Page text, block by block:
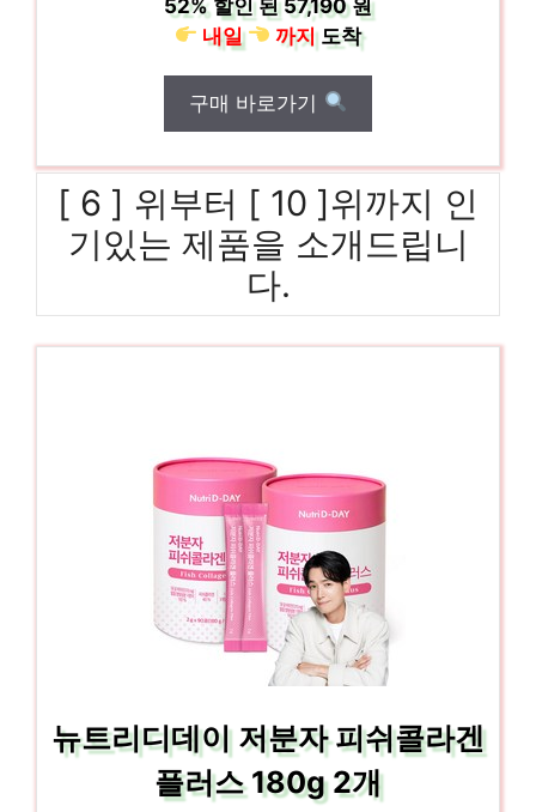
52% 할인 된57,190 원
내일
까지도착
구매 바로가기
[ 6 ] 위부터 [ 10 ]위까지 인
기있는 제품을 소개드립니
다.
뉴트리디데이 저분자 피쉬콜라겐
플러스 180g 2개